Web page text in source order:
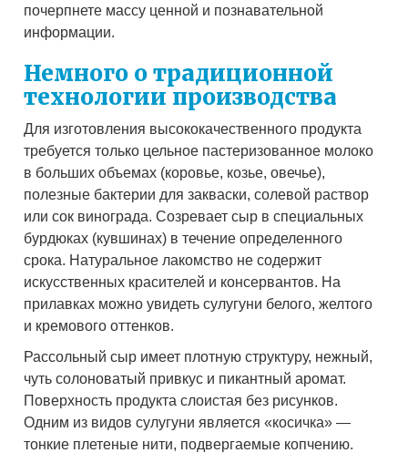
почерпнете массу ценной и познавательной
информации.
Немного о традиционной
технологии производства
Для изготовления высококачественного продукта
требуется только цельное пастеризованное молоко
в больших объемах (коровье, козье, овечье),
полезные бактерии для закваски, солевой раствор
или сок винограда. Созревает сыр в специальных
бурдюках (кувшинах) в течение определенного
срока. Натуральное лакомство не содержит
искусственных красителей и консервантов. На
прилавках можно увидеть сулугуни белого, желтого
и кремового оттенков.
Рассольный сыр имеет плотную структуру, нежный,
чуть солоноватый привкус и пикантный аромат.
Поверхность продукта слоистая без рисунков.
Одним из видов сулугуни является «косичка» —
тонкие плетеные нити, подвергаемые копчению.